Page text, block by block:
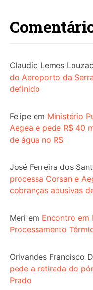
Claudio Lemes
do Aeroporto da
definido
Felipe em Ministério
Aegea e pede R$ 40
de água no RS
José Ferreira dos
processa Corsan e
cobranças abusivas
Meri em Encontro em
Processamento
Orivandes Francisco
pede a retirada do
Prado